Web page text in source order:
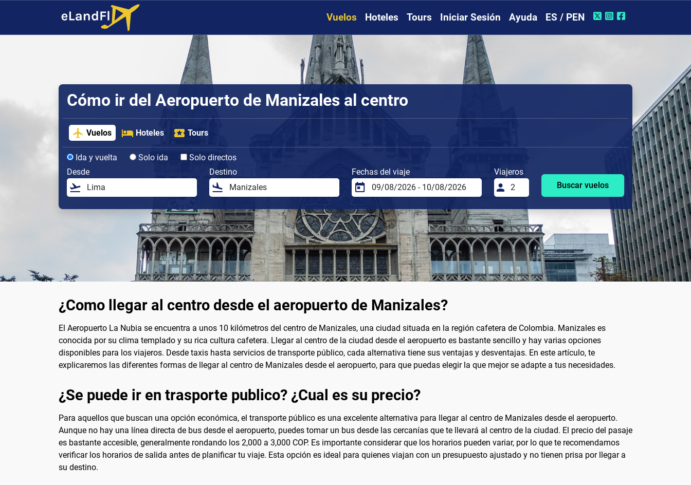
Vuelos Hoteles Tours Iniciar Sesión Ayuda ES / PEN
Cómo ir del Aeropuerto de Manizales al centro
Vuelos Hoteles Tours
Ida y vuelta Solo ida
Solo directos
Desde
Destino Fechas del viaje
Viajeros
Buscar vuelos
¿Como llegar al centro desde el aeropuerto de Manizales?
El Aeropuerto La Nubia se encuentra a unos 10 kilómetros del centro de Manizales, una ciudad situada en la región cafetera de Colombia. Manizales es
conocida por su clima templado y su rica cultura cafetera. Llegar al centro de la ciudad desde el aeropuerto es bastante sencillo y hay varias opciones
disponibles para los viajeros. Desde taxis hasta servicios de transporte público, cada alternativa tiene sus ventajas y desventajas. En este artículo, te
explicaremos las diferentes formas de llegar al centro de Manizales desde el aeropuerto, para que puedas elegir la que mejor se adapte a tus necesidades.
¿Se puede ir en trasporte publico? ¿Cual es su precio?
Para aquellos que buscan una opción económica, el transporte público es una excelente alternativa para llegar al centro de Manizales desde el aeropuerto.
Aunque no hay una línea directa de bus desde el aeropuerto, puedes tomar un bus desde las cercanías que te llevará al centro de la ciudad. El precio del pasaje
es bastante accesible, generalmente rondando los 2,000 a 3,000 COP. Es importante considerar que los horarios pueden variar, por lo que te recomendamos
verificar los horarios de salida antes de planificar tu viaje. Esta opción es ideal para quienes viajan con un presupuesto ajustado y no tienen prisa por llegar a
su destino.